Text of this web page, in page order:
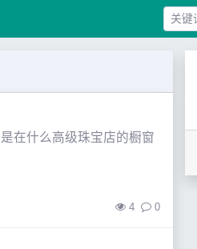
在什么高级珠宝店的橱窗
4 0